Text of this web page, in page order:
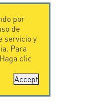
por
de
servicio y
Para
Haga clic
Accept